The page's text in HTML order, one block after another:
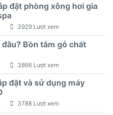
đặt phòng xông hơi gia
3929 Lượt xem
Bồn tắm gỗ chất
3866 Lượt xem
đặt và sử dụng máy
3788 Lượt xem